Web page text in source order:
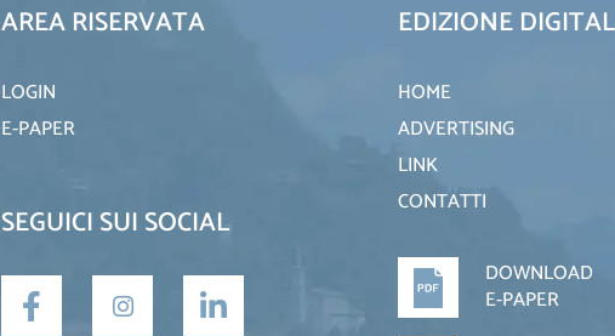
AREA RISERVATA
LOGIN
E-PAPER
SEGUICI SUI SOCIAL
EDIZIONE
HOME
ADVERTISING
LINK
CONTATTI
DOWNLOAD
E-PAPER